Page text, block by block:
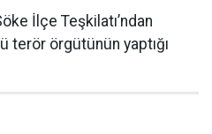
İlçe Teşkilatı’ndan
terör örgütünün yaptığı